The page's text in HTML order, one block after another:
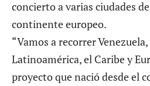
concierto a varias ciudades
continente europeo.
“Vamos a recorrer
Latinoamérica, el Caribe y
proyecto que nació desde el